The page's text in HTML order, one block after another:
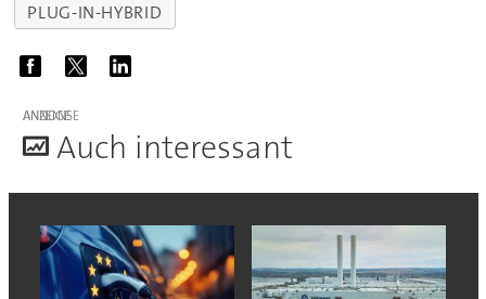
PLUG-IN-HYBRID
ANZEIGE
Auch interessant